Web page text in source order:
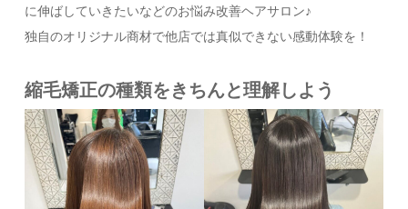
に伸ばしていきたいなどのお悩み改善ヘアサロン♪
独自のオリジナル商材で他店では真似できない感動体験を！
縮毛矯正の種類をきちんと理解しよう